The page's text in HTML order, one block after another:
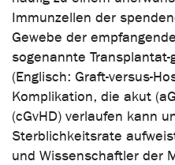
Immunzellen der
Gewebe der
sogenannte Transplantat-
(Englisch: Graft-versus-
Komplikation, die akut
(cGvHD) verlaufen kann
Sterblichkeitsrate
und Wissenschaftler der